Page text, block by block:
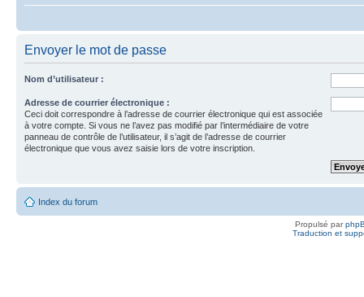
Envoyer le mot de passe
Nom d’utilisateur :
Adresse de courrier électronique :
Ceci doit correspondre à l’adresse de courrier électronique qui est associée
à votre compte. Si vous ne l’avez pas modifié par l’intermédiaire de votre
panneau de contrôle de l’utilisateur, il s’agit de l’adresse de courrier
électronique que vous avez saisie lors de votre inscription.
Index du forum
Propulsé par
Traduction et